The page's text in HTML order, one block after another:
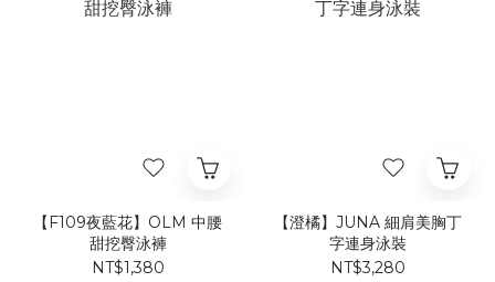
【F109夜藍花】​OLM 中腰
甜挖臀泳褲
NT$1,380
【澄橘】JUNA 細肩美胸丁
字連身泳裝
NT$3,280